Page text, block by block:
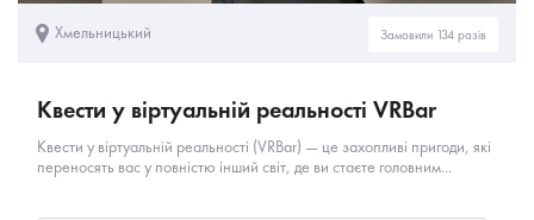
Хмельницький Замовили 134 разів
Квести у віртуальній реальності VRBar
Квести у віртуальній реальності (VRBar) — це захопливі пригоди, які
переносять вас у повністю інший світ, де ви стаєте головним...